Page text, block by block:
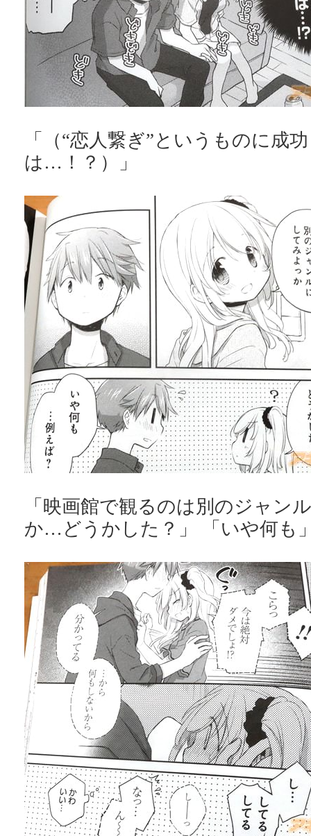
「（“恋人繋ぎ”というものに成
は…！？）」
「映画館で観るのは別のジャン
か…どうかした？」 「いや何も